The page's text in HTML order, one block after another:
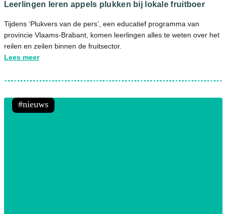
Leerlingen leren appels plukken bij lokale fruitboer
Tijdens ‘Plukvers van de pers’, een educatief programma van
provincie Vlaams-Brabant, komen leerlingen alles te weten over het
reilen en zeilen binnen de fruitsector.
Lees meer
nieuws